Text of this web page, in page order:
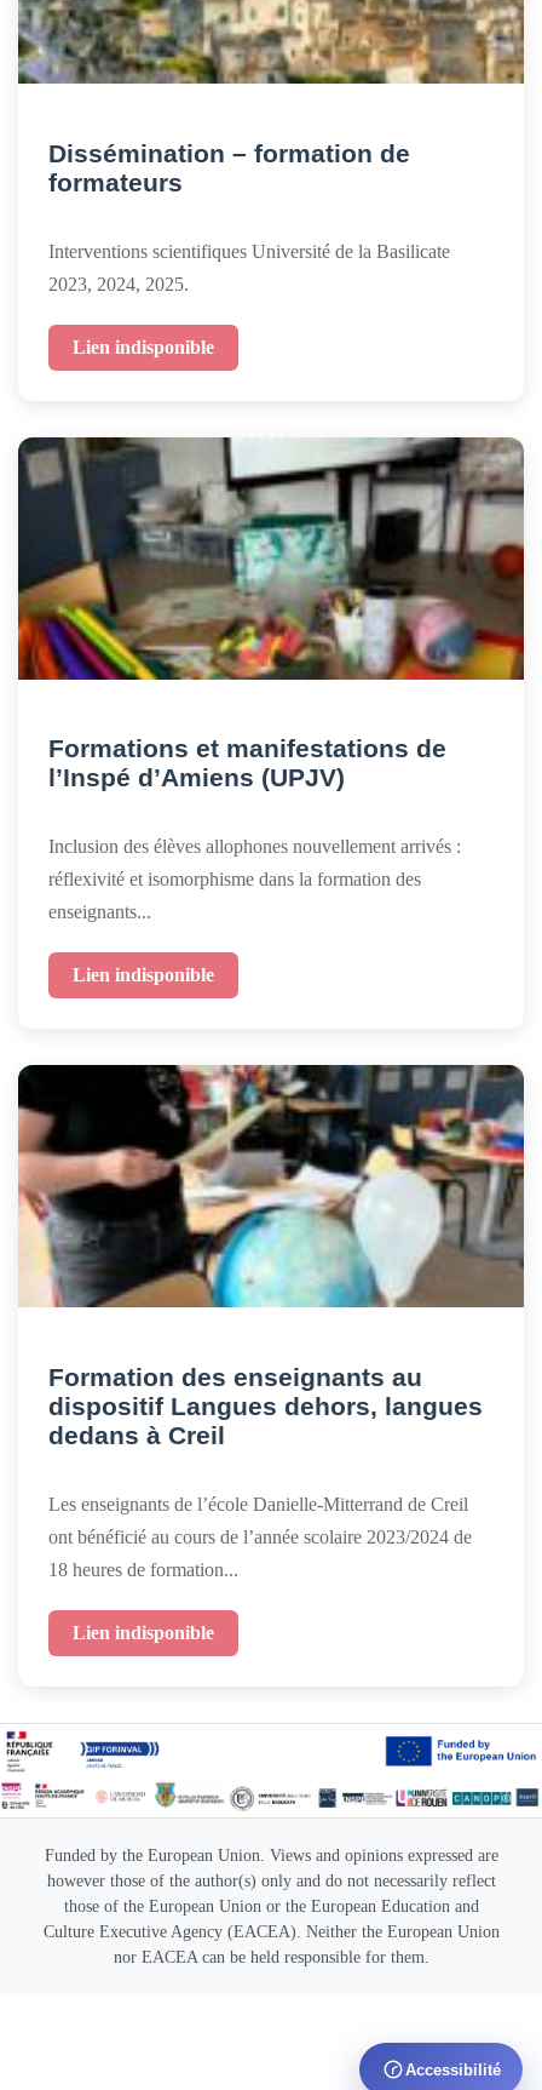
Dissémination – formation de
formateurs
Interventions scientifiques Université de la Basilicate
2023, 2024, 2025.
Lien indisponible
Formations et manifestations de
l’Inspé d’Amiens (UPJV)
Inclusion des élèves allophones nouvellement arrivés :
réflexivité et isomorphisme dans la formation des
enseignants...
Lien indisponible
Formation des enseignants au
dispositif Langues dehors, langues
dedans à Creil
Les enseignants de l’école Danielle-Mitterrand de Creil
ont bénéficié au cours de l’année scolaire 2023/2024 de
18 heures de formation...
Lien indisponible
Funded by the European Union. Views and opinions expressed are
however those of the author(s) only and do not necessarily reflect
those of the European Union or the European Education and
Culture Executive Agency (EACEA). Neither the European Union
nor EACEA can be held responsible for them.
Accessibilité